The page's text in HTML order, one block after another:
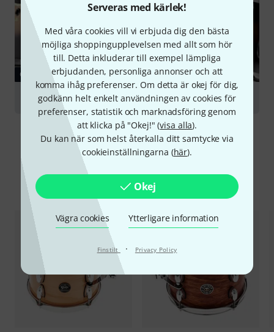
Serveras med kärlek!
Med våra cookies vill vi erbjuda dig den bästa
möjliga shoppingupplevelsen med allt som hör
till. Detta inkluderar till exempel lämpliga
erbjudanden, personliga annonser och att
komma ihåg preferenser. Om detta är okej för dig,
godkänn helt enkelt användningen av cookies för
preferenser, statistik och marknadsföring genom
att klicka på "Okej!" (visa alla).
Du kan när som helst återkalla ditt samtycke via
cookieinställningarna (här).
Okej
Vägra cookies Ytterligare information
Finstilt · Privacy Policy
GUIDE
Drum Shells
Jämför alternativ